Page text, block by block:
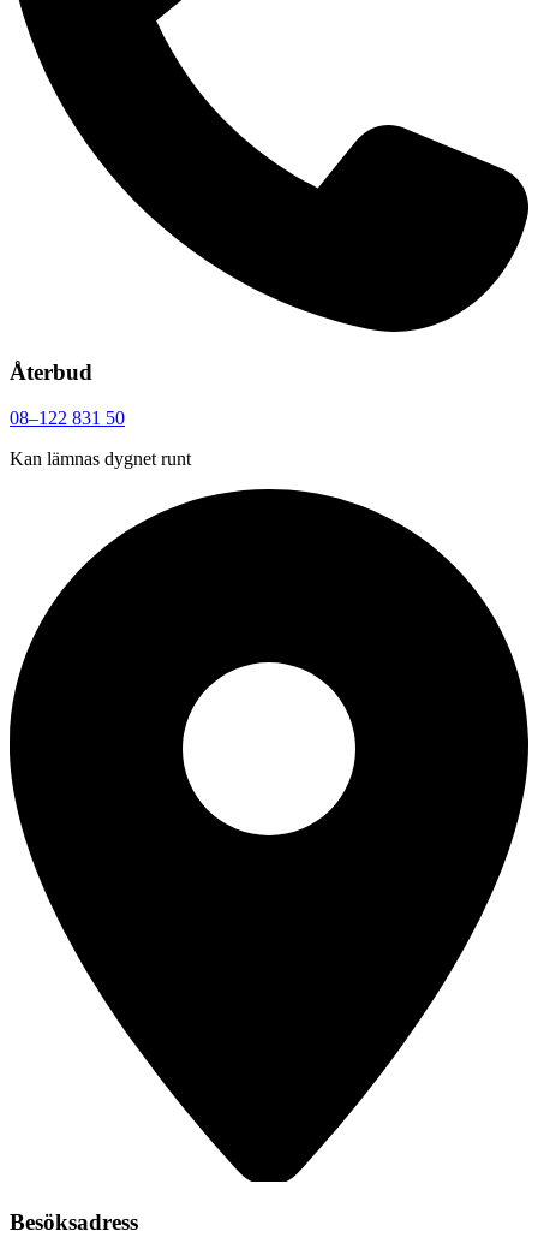
Återbud
08–122 831 50
Kan lämnas dygnet runt
Besöksadress